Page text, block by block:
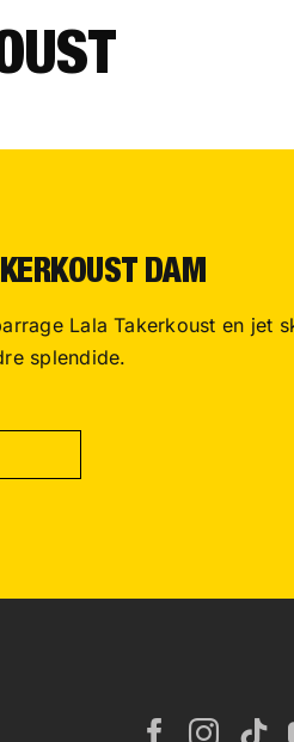
DAM
Lala Takerkoust en jet
splendide.